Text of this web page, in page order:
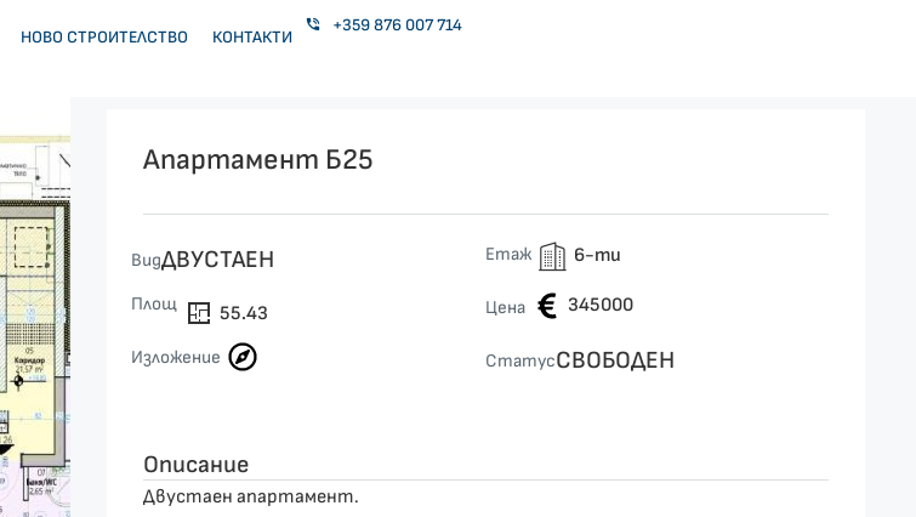
НОВО СТРОИТЕЛСТВО КОНТАКТИ
+359 876 007 714
Апартамент Б25
ВидДВУСТАЕН Етаж 6-ти
Площ 55.43 Цена 345000
Изложение СтатусСВОБОДЕН
Описание
Двустаен апартамент.